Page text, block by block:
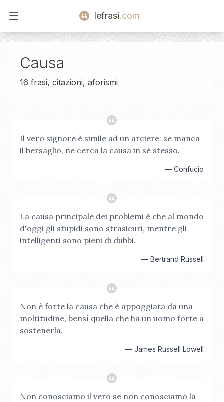
Open main menu
lefrasi.com
Causa
16 frasi, citazioni, aforismi
Il vero signore è simile ad un arciere: se manca
il bersaglio, ne cerca la causa in sé stesso.
— Confucio
La causa principale dei problemi è che al mondo
d'oggi gli stupidi sono strasicuri, mentre gli
intelligenti sono pieni di dubbi.
— Bertrand Russell
Non è forte la causa che è appoggiata da una
moltitudine, bensì quella che ha un uomo forte a
sostenerla.
— James Russell Lowell
Non conosciamo il vero se non conosciamo la